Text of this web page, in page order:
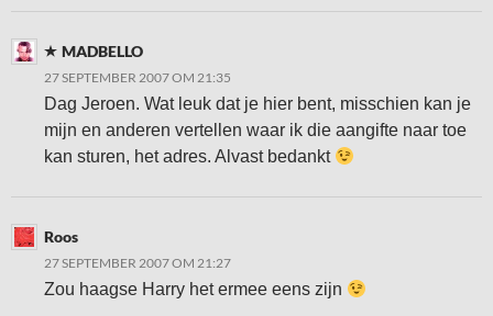
MADBELLO
27 SEPTEMBER 2007 OM 21:35
Dag Jeroen. Wat leuk dat je hier bent, misschien kan je
mijn en anderen vertellen waar ik die aangifte naar toe
kan sturen, het adres. Alvast bedankt
Roos
27 SEPTEMBER 2007 OM 21:27
Zou haagse Harry het ermee eens zijn